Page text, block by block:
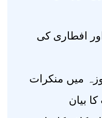
اور افطاری کی
روزہ میں منکرات
بیان